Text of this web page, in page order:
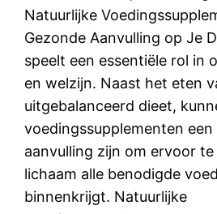
Natuurlijke
Gezonde Aanvulling op Je
speelt een essentiële rol in
en welzijn. Naast het eten
uitgebalanceerd dieet,
voedingssupplementen
aanvulling zijn om ervoor
lichaam alle benodigde
binnenkrijgt. Natuurlijke